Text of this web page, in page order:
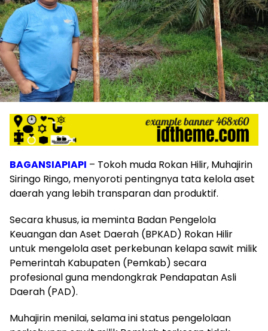
BAGANSIAPIAPI – Tokoh muda Rokan Hilir, Muhajirin
Siringo Ringo, menyoroti pentingnya tata kelola aset
daerah yang lebih transparan dan produktif.
Secara khusus, ia meminta Badan Pengelola
Keuangan dan Aset Daerah (BPKAD) Rokan Hilir
untuk mengelola aset perkebunan kelapa sawit milik
Pemerintah Kabupaten (Pemkab) secara
profesional guna mendongkrak Pendapatan Asli
Daerah (PAD).
Muhajirin menilai, selama ini status pengelolaan